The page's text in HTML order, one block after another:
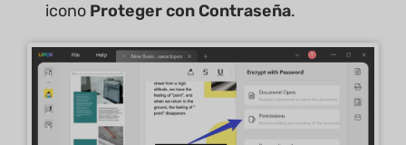
icono Proteger con Contraseña.